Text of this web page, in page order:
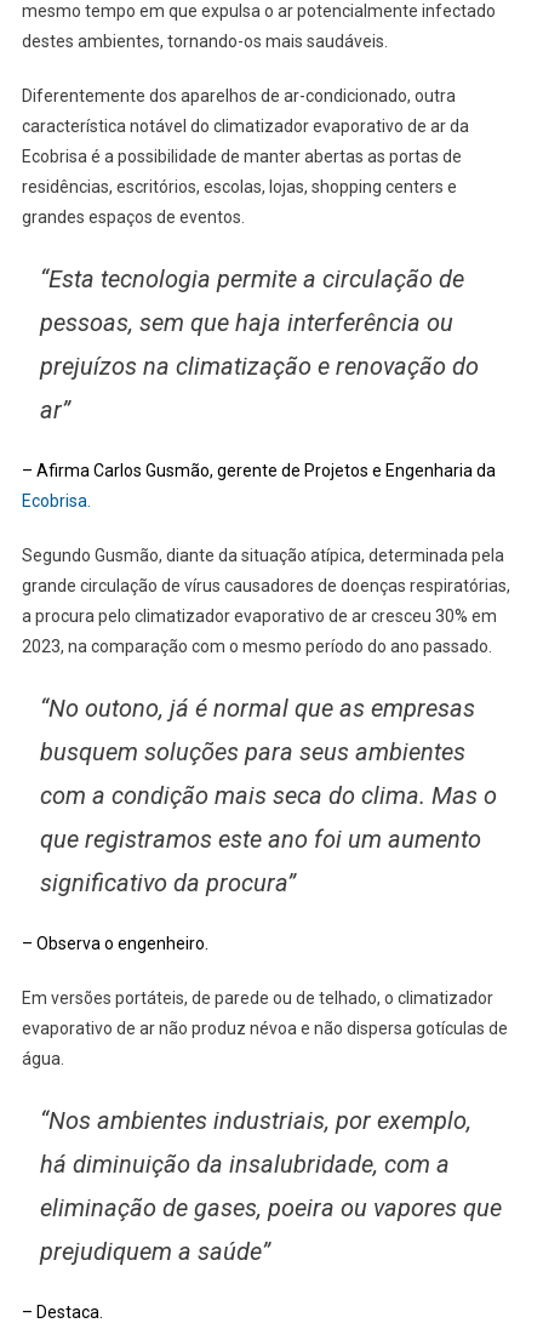
mesmo tempo em que expulsa o ar potencialmente infectado
destes ambientes, tornando-os mais saudáveis.
Diferentemente dos aparelhos de ar-condicionado, outra
característica notável do climatizador evaporativo de ar da
Ecobrisa é a possibilidade de manter abertas as portas de
residências, escritórios, escolas, lojas, shopping centers e
grandes espaços de eventos.
“Esta tecnologia permite a circulação de
pessoas, sem que haja interferência ou
prejuízos na climatização e renovação do
ar”
– Afirma Carlos Gusmão, gerente de Projetos e Engenharia da
Ecobrisa.
Segundo Gusmão, diante da situação atípica, determinada pela
grande circulação de vírus causadores de doenças respiratórias,
a procura pelo climatizador evaporativo de ar cresceu 30% em
2023, na comparação com o mesmo período do ano passado.
“No outono, já é normal que as empresas
busquem soluções para seus ambientes
com a condição mais seca do clima. Mas o
que registramos este ano foi um aumento
significativo da procura”
– Observa o engenheiro.
Em versões portáteis, de parede ou de telhado, o climatizador
evaporativo de ar não produz névoa e não dispersa gotículas de
água.
“Nos ambientes industriais, por exemplo,
há diminuição da insalubridade, com a
eliminação de gases, poeira ou vapores que
prejudiquem a saúde”
– Destaca.